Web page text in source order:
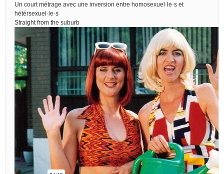
Un court métrage avec une inversion entre homosexuel·le·s et
hétérsexuel·le·s
Straight from the suburb